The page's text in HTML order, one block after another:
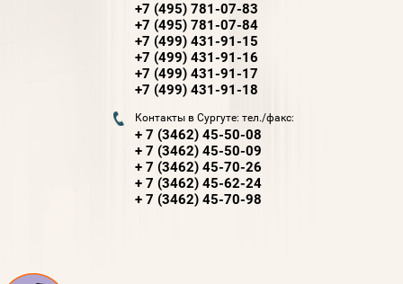
+7 (495) 781-07-83
+7 (495) 781-07-84
+7 (499) 431-91-15
+7 (499) 431-91-16
+7 (499) 431-91-17
+7 (499) 431-91-18
Контакты в Сургуте: тел./факс:
+ 7 (3462) 45-50-08
+ 7 (3462) 45-50-09
+ 7 (3462) 45-70-26
+ 7 (3462) 45-62-24
+ 7 (3462) 45-70-98